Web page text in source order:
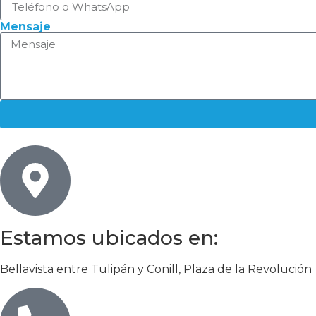
Mensaje
Estamos ubicados en:
Bellavista entre Tulipán y Conill, Plaza de la Revolución